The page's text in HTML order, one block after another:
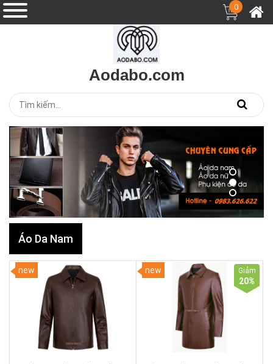
0
Aodabo.com
Áo Da Nam
new new Giảm
20%